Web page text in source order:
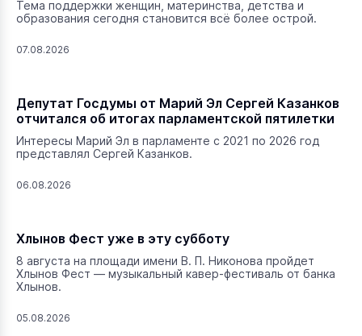
Тема поддержки женщин, материнства, детства и
образования сегодня становится всё более острой.
07.08.2026
Депутат Госдумы от Марий Эл Сергей Казанков
отчитался об итогах парламентской пятилетки
Интересы Марий Эл в парламенте с 2021 по 2026 год
представлял Сергей Казанков.
06.08.2026
Хлынов Фест уже в эту субботу
8 августа на площади имени В. П. Никонова пройдет
Хлынов Фест — музыкальный кавер-фестиваль от банка
Хлынов.
05.08.2026